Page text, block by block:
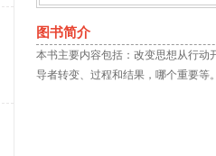
图书简介
本书主要内容包括：改变思想从行动
导者转变、过程和结果，哪个重要等